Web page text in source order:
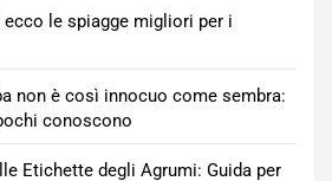
ecco le spiagge migliori per i
non è così innocuo come sembra:
conoscono
Etichette degli Agrumi: Guida per